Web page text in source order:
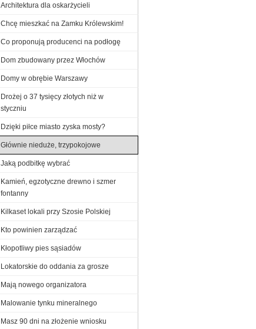
Architektura dla oskarżycieli
Chcę mieszkać na Zamku Królewskim!
Co proponują producenci na podłogę
Dom zbudowany przez Włochów
Domy w obrębie Warszawy
Drożej o 37 tysięcy złotych niż w
styczniu
Dzięki piłce miasto zyska mosty?
Głównie nieduże, trzypokojowe
Jaką podbitkę wybrać
Kamień, egzotyczne drewno i szmer
fontanny
Kilkaset lokali przy Szosie Polskiej
Kto powinien zarządzać
Kłopotliwy pies sąsiadów
Lokatorskie do oddania za grosze
Mają nowego organizatora
Malowanie tynku mineralnego
Masz 90 dni na złożenie wniosku